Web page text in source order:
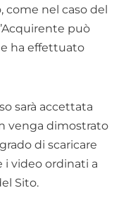
nel caso del
può
ha effettuato
sarà accettata
venga dimostrato
di scaricare
video ordinati a
Sito.